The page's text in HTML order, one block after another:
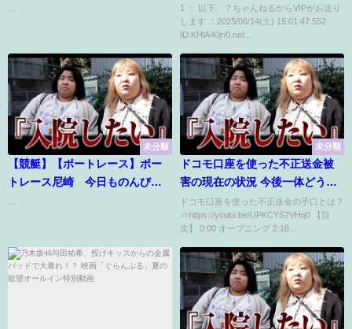
ｗｗｗｗｗｗｗｗｗｗｗ
1 ： 以下、？ちゃんねるからVIPがお送り
します ：2025/06/14(土) 15:01:47.552
ID:KHlA40jn0.net...
未分類
【競艇】【ボートレース】ボー
トレース尼崎 今日ものんびり
未分類
ドコモ口座を使った不正送金被
害の現在の状況 今後一体どうな
るのか？
ドコモ口座を使った不正送金の手口とは？
⇒https://youtu.be/UPKCYS7VHq0 【目
次】 0:00 オープニング 2:16...